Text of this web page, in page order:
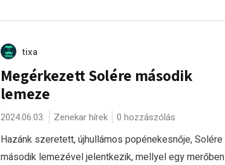
tixa
Megérkezett Solére második
lemeze
2024.06.03. Zenekar hírek 0 hozzászólás
Hazánk szeretett, újhullámos popénekesnője, Solére
második lemezével jelentkezik, mellyel egy merőben